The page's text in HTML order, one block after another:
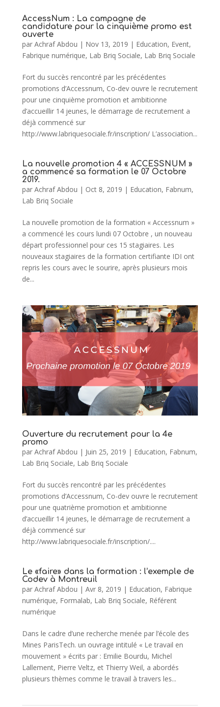
AccessNum : La campagne de
candidature pour la cinquième promo est
ouverte
par Achraf Abdou | Nov 13, 2019 | Education, Event,
Fabrique numérique, Lab Briq Sociale, Lab Briq Sociale
Fort du succès rencontré par les précédentes
promotions d’Accessnum, Co-dev ouvre le recrutement
pour une cinquième promotion et ambitionne
d’accueillir 14 jeunes, le démarrage de recrutement a
déjà commencé sur
http://www.labriquesociale.fr/inscription/ L’association...
La nouvelle promotion 4 « ACCESSNUM »
a commencé sa formation le 07 Octobre
2019.
par Achraf Abdou | Oct 8, 2019 | Education, Fabnum,
Lab Briq Sociale
La nouvelle promotion de la formation « Accessnum »
a commencé les cours lundi 07 Octobre , un nouveau
départ professionnel pour ces 15 stagiaires. Les
nouveaux stagiaires de la formation certifiante IDI ont
repris les cours avec le sourire, après plusieurs mois
de...
Ouverture du recrutement pour la 4e
promo
par Achraf Abdou | Juin 25, 2019 | Education, Fabnum,
Lab Briq Sociale, Lab Briq Sociale
Fort du succès rencontré par les précédentes
promotions d’Accessnum, Co-dev ouvre le recrutement
pour une quatrième promotion et ambitionne
d’accueillir 14 jeunes, le démarrage de recrutement a
déjà commencé sur
http://www.labriquesociale.fr/inscription/....
Le «faire» dans la formation : l’exemple de
Codev à Montreuil
par Achraf Abdou | Avr 8, 2019 | Education, Fabrique
numérique, Formalab, Lab Briq Sociale, Référent
numérique
Dans le cadre d’une recherche menée par l’école des
Mines ParisTech. un ouvrage intitulé « Le travail en
mouvement » écrits par : Emilie Bourdu, Michel
Lallement, Pierre Veltz, et Thierry Weil, a abordés
plusieurs thèmes comme le travail à travers les...